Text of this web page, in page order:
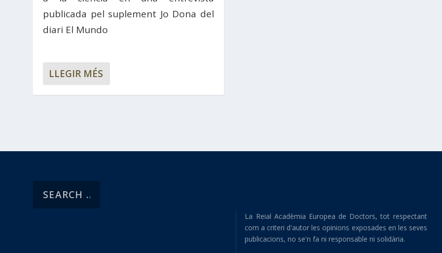
publicada pel suplement Jo Dona del
diari El Mundo
LLEGIR MÉS
La Reial Acadèmia Europea de Doctors, tot respectant
com a criteri d'autor les opinions exposades en les seves
publicacions, no se'n fa ni responsable ni solidària.